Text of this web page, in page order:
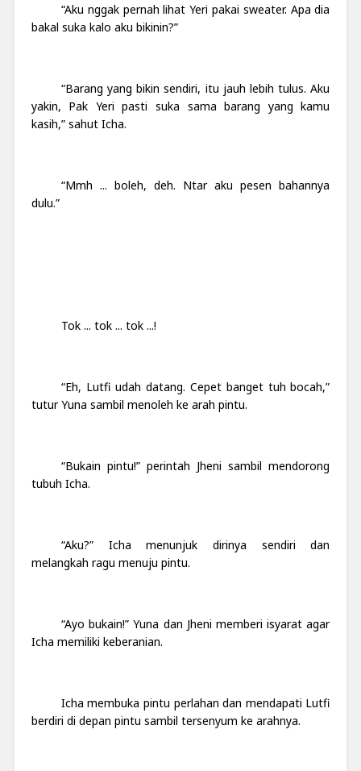
“Aku nggak pernah lihat Yeri pakai sweater. Apa dia
bakal suka kalo aku bikinin?”
“Barang yang bikin sendiri, itu jauh lebih tulus. Aku
yakin, Pak Yeri pasti suka sama barang yang kamu
kasih,” sahut Icha.
“Mmh ... boleh, deh. Ntar aku pesen bahannya
dulu.”
Tok ... tok ... tok ...!
“Eh, Lutfi udah datang. Cepet banget tuh bocah,”
tutur Yuna sambil menoleh ke arah pintu.
“Bukain pintu!” perintah Jheni sambil mendorong
tubuh Icha.
“Aku?” Icha menunjuk dirinya sendiri dan
melangkah ragu menuju pintu.
“Ayo bukain!” Yuna dan Jheni memberi isyarat agar
Icha memiliki keberanian.
Icha membuka pintu perlahan dan mendapati Lutfi
berdiri di depan pintu sambil tersenyum ke arahnya.